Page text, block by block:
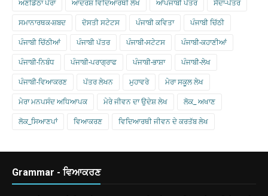
ਅਣਡਿੱਠਾ ਪੈਰਾ ਆਦਰਸ਼ ਵਿਦਿਆਰਥੀ ਲੇਖ ਆਂਪੰਜਾਬੀ ਪੱਤਰ ਸੱਦਾ-ਪੱਤਰ
ਸਮਾਨਾਰਥਕ-ਸ਼ਬਦ ਦੋਸਤੀ ਸਟੇਟਸ ਪੰਜਾਬੀ ਕਵਿਤਾ ਪੰਜਾਬੀ ਚਿੱਠੀ
ਪੰਜਾਬੀ ਚਿੱਠੀਆਂ ਪੰਜਾਬੀ ਪੱਤਰ ਪੰਜਾਬੀ-ਸਟੇਟਸ ਪੰਜਾਬੀ-ਕਹਾਣੀਆਂ
ਪੰਜਾਬੀ-ਨਿਬੰਧ ਪੰਜਾਬੀ-ਪਰਾਗ੍ਰਾਫ ਪੰਜਾਬੀ-ਭਾਸ਼ਾ ਪੰਜਾਬੀ-ਲੇਖ
ਪੰਜਾਬੀ-ਵਿਆਕਰਣ ਪੱਤਰ ਲੇਖਨ ਮੁਹਾਵਰੇ ਮੇਰਾ ਸਕੂਲ ਲੇਖ
ਮੇਰਾ ਮਨਪਸੰਦ ਅਧਿਆਪਕ ਮੇਰੇ ਜੀਵਨ ਦਾ ਉਦੇਸ਼ ਲੇਖ ਲੋਕ_ ਅਖਾਣ
ਲੋਕ_ਸਿਆਣਪਾਂ ਵਿਆਕਰਣ ਵਿਦਿਆਰਥੀ ਜੀਵਨ ਦੇ ਕਰਤੱਬ ਲੇਖ
Grammar - ਵਿਆਕਰਣ